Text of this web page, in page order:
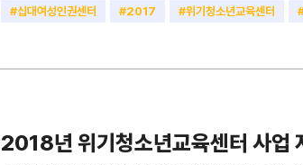
관리 결과보고 1. 상담 및 사례관리 개요 2. 상담 및
III. 우수사례 IV. 유관기관 협력체계 구축 회의 1. 유
#십대여성인권센터 #2017 #위기청소년교육센터
2018년 위기청소년교육센터 사업